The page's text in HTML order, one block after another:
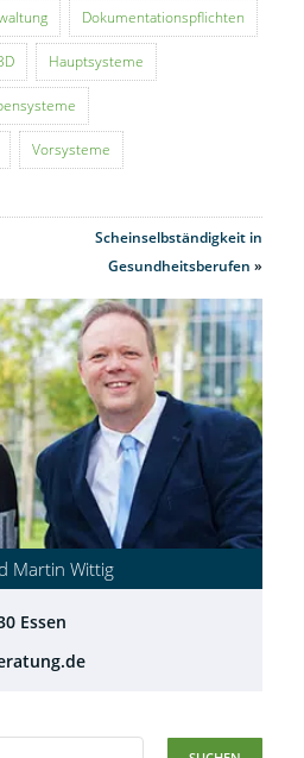
Dokumentationspflichten
Hauptsysteme
Vorsysteme
Scheinselbständigkeit in
Gesundheitsberufen »
Martin Wittig
Essen